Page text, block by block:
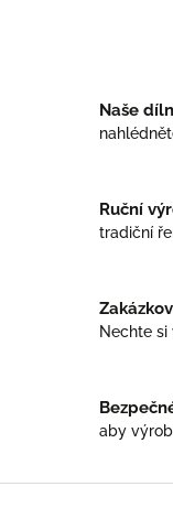
Naše
Ruční
tradiční
Nechte
aby